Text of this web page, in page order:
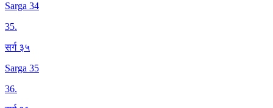
Sarga 34
35.
सर्ग ३५
Sarga 35
36.